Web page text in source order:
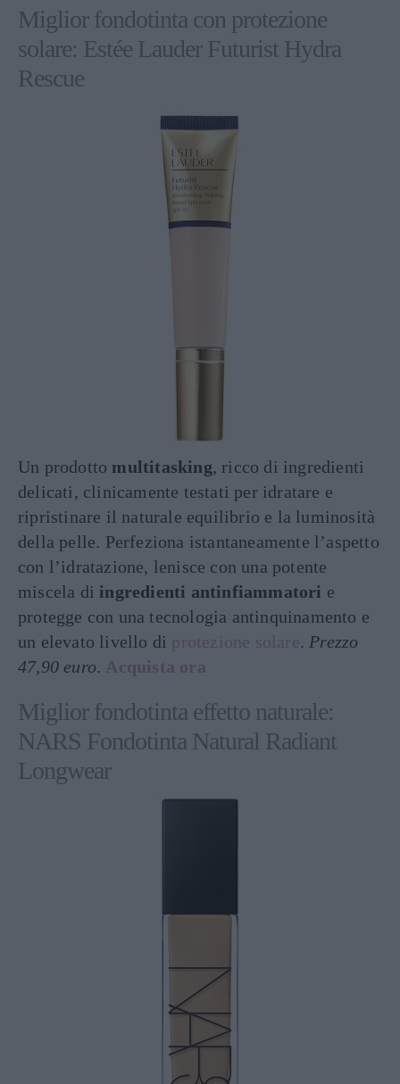
Miglior fondotinta con protezione
solare: Estée Lauder Futurist Hydra
Rescue
Un prodotto multitasking, ricco di ingredienti
delicati, clinicamente testati per idratare e
ripristinare il naturale equilibrio e la luminosità
della pelle. Perfeziona istantaneamente l’aspetto
con l’idratazione, lenisce con una potente
miscela di ingredienti antinfiammatori e
protegge con una tecnologia antinquinamento e
un elevato livello di protezione solare. Prezzo
47,90 euro. Acquista ora
Miglior fondotinta effetto naturale:
NARS Fondotinta Natural Radiant
Longwear